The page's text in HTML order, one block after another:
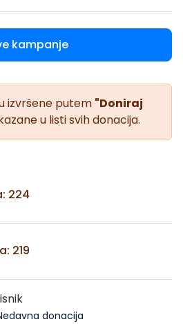
kampanje
izvršene putem "Doniraj
u listi svih donacija.
224
219
donacija